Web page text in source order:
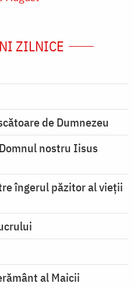
ZILNICE
de Dumnezeu
nostru Iisus
îngerul păzitor al vieții
al Maicii